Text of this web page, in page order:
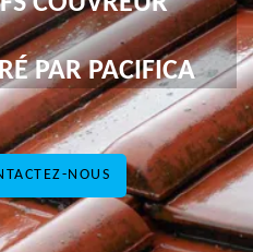
NOUS
PAR PACIFICA